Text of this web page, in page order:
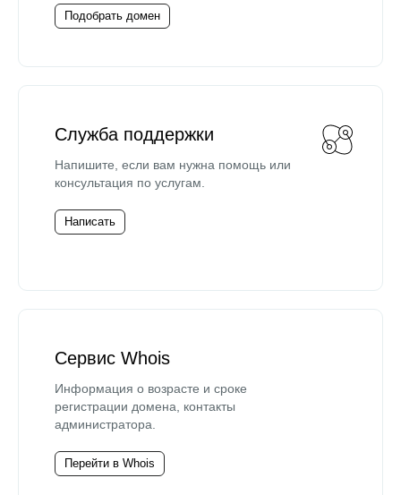
Подобрать домен
Служба поддержки
Напишите, если вам нужна помощь или
консультация по услугам.
Написать
Сервис Whois
Информация о возрасте и сроке
регистрации домена, контакты
администратора.
Перейти в Whois